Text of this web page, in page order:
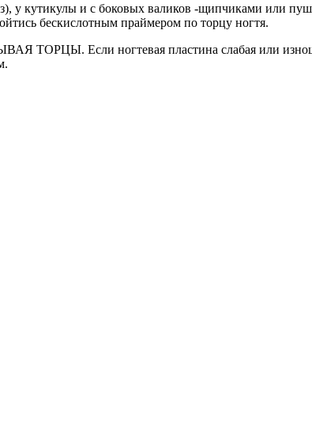
у кутикулы и с боковых валиков -щипчиками или
бескислотным праймером по торцу ногтя.
ТОРЦЫ. Если ногтевая пластина слабая или